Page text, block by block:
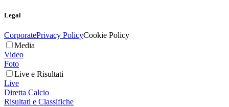
Legal
CorporatePrivacy PolicyCookie Policy
Media
Video
Foto
Live e Risultati
Live
Diretta Calcio
Risultati e Classifiche